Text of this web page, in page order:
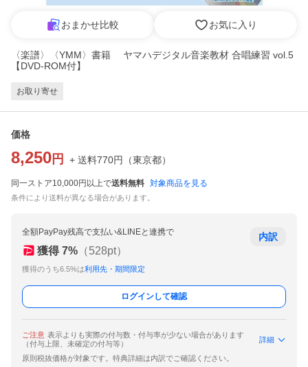
おまかせ比較 お気に入り
〈楽譜〉〈YMM〉書籍 ヤマハデジタル音楽教材 合唱練習 vol.5
【DVD-ROM付】
お取り寄せ
価格
8,250 円 + 送料770円 （東京都）
同一ストア10,000円以上で送料無料 対象商品を見る
条件により送料が異なる場合があります。
全額PayPay残高で支払い&LINEと連携で
獲得 7% （528pt）
獲得のうち6.5%は利用先・期間限定
内訳
ログインして確認
ご注意 表示よりも実際の付与数・付与率が少ない場合があります
（付与上限、未確定の付与等）
詳細
原則税抜価格が対象です。特典詳細は内訳でご確認ください。